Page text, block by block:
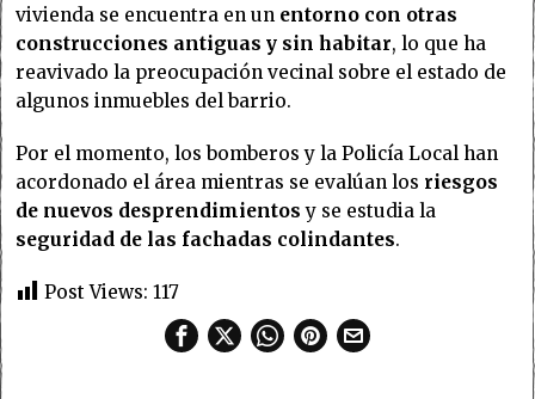
vivienda se encuentra en un entorno con otras
construcciones antiguas y sin habitar, lo que ha
reavivado la preocupación vecinal sobre el estado de
algunos inmuebles del barrio.
Por el momento, los bomberos y la Policía Local han
acordonado el área mientras se evalúan los riesgos
de nuevos desprendimientos y se estudia la
seguridad de las fachadas colindantes.
Post Views: 117